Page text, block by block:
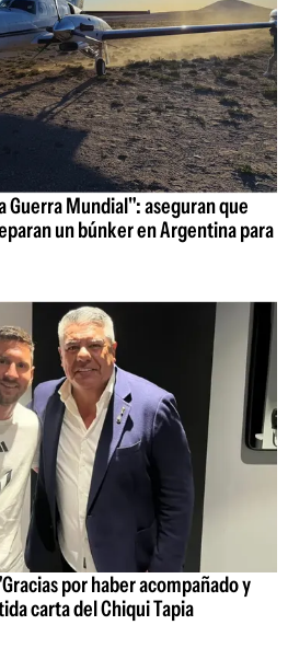
Guerra Mundial": aseguran que
un búnker en Argentina para
por haber acompañado y
carta del Chiqui Tapia